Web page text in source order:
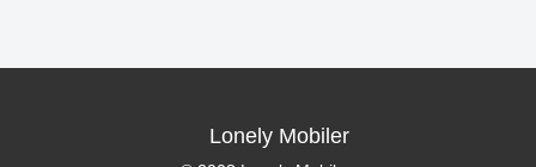
Lonely Mobiler